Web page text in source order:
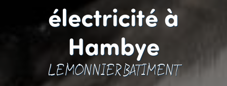
électricité à
Hambye
LEMONNIER BATIMENT